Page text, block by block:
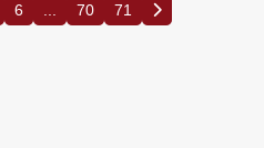
6 70 71